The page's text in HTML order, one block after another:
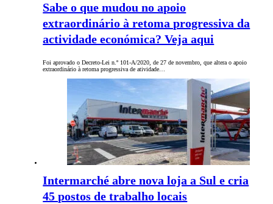
Sabe o que mudou no apoio
extraordinário à retoma progressiva da
actividade económica? Veja aqui
Foi aprovado o Decreto-Lei n.º 101-A/2020, de 27 de novembro, que altera o apoio
extraordinário à retoma progressiva de atividade…
Intermarché abre nova loja a Sul e cria
45 postos de trabalho locais